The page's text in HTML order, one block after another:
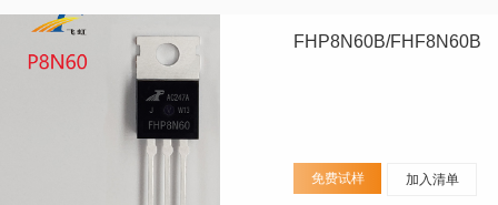
FHP8N60B/FHF8N60B
免费试样 加入清单